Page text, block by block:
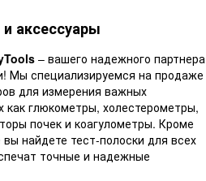
аксессуары
– вашего надежного партнера
Мы специализируемся на продаже
для измерения важных
как глюкометры, холестерометры,
почек и коагулометры. Кроме
найдете тест-полоски для всех
точные и надежные